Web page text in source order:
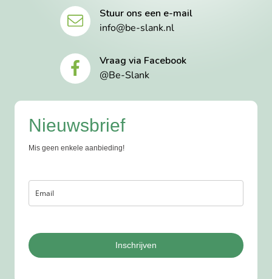
Stuur ons een e-mail
info@be-slank.nl
Vraag via Facebook
@Be-Slank
Nieuwsbrief
Mis geen enkele aanbieding!
Inschrijven